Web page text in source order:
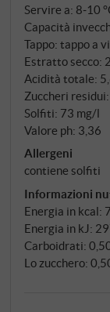
Servire a: 8‑10
Capacità
Tappo: tappo a
Estratto secco:
Acidità totale:
Zuccheri
Solfiti: 73 mg/l
Valore ph: 3,36
Allergeni
contiene solfiti
Informazioni
Energia in kcal:
Energia in kJ:
Carboidrati:
Lo zucchero: